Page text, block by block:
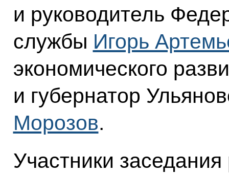
и руководитель
службы Игорь
экономического
и губернатор
Морозов.
Участники